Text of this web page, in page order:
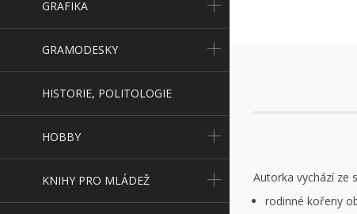
GRAFIKA
GRAMODESKY
HISTORIE, POLITOLOGIE
HOBBY
KNIHY PRO MLÁDEŽ
Autorka vychází ze
rodinné kořeny